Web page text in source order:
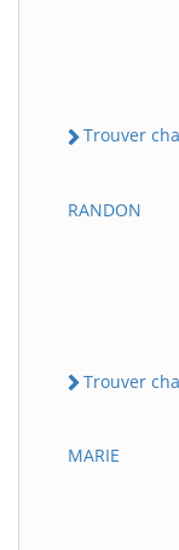
Trouver
RANDON
Trouver
MARIE